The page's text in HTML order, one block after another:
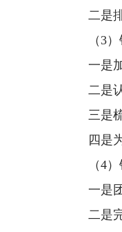
二是
（3
一是
二是
三是
四是
（4
一是
二是